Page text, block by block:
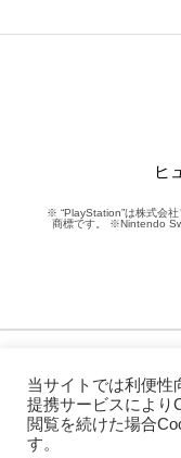
ヒ
※ “PlayStation”は株式会
商標です。 ※Nintendo
SERVICE
CONTACT
当サイトでは利便性
提携サービスにより
閲覧を続けた場合
す。